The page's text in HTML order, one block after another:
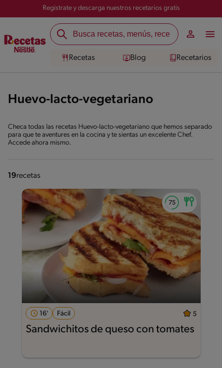
Registrate y descarga nuestros recetarios gratis
Recetas Blog Recetarios
Huevo-lacto-vegetariano
Checa todas las recetas Huevo-lacto-vegetariano que hemos separado
para que te aventures en la cocina y te sientas un excelente Chef.
Accede ahora mismo.
19recetas
16' Fácil 5
Sandwichitos de queso con tomates